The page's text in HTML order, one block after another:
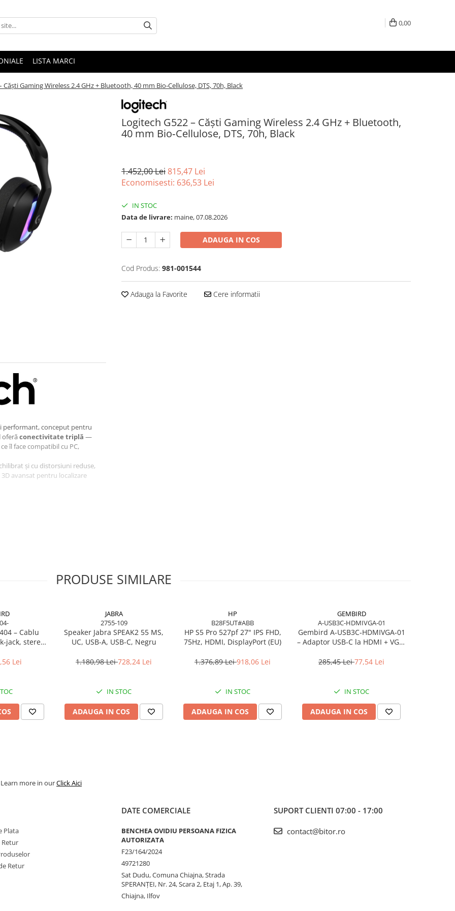
0,00
LISTA MARCI
Căști Gaming Wireless 2.4 GHz + Bluetooth, 40 mm Bio‑Cellulose, DTS, 70h, Black
Logitech G522 – Căști Gaming Wireless 2.4 GHz + Bluetooth,
40 mm Bio‑Cellulose, DTS, 70h, Black
1.452,00 Lei815,47 Lei
Economisesti: 636,53 Lei
IN STOC
Data de livrare: maine, 07.08.2026
ADAUGA IN COS
Cod Produs: 981-001544
Adauga la Favorite Cere informatii
performant, conceput pentru
conectivitate triplă —
îl face compatibil cu PC,
și cu distorsiuni reduse,
avansat pentru localizare
PRODUSE SIMILARE
– Cablu
stereo,
Lei
JABRA
2755-109
Speaker Jabra SPEAK2 55 MS,
UC, USB-A, USB-C, Negru
1.180,98 Lei728,24 Lei
IN STOC
ADAUGA IN COS
HP
B28F5UT#ABB
HP S5 Pro 527pf 27" IPS FHD,
75Hz, HDMI, DisplayPort (EU)
1.376,89 Lei918,06 Lei
IN STOC
ADAUGA IN COS
GEMBIRD
A-USB3C-HDMIVGA-01
Gembird A‑USB3C‑HDMIVGA‑01
– Adaptor USB‑C la HDMI + VGA,
285,45 Lei77,54 Lei
IN STOC
ADAUGA IN COS
more in ourClick Aici
Plata
Retur
Retur
DATE COMERCIALE
BENCHEA OVIDIU PERSOANA FIZICA
AUTORIZATA
F23/164/2024
49721280
Sat Dudu, Comuna Chiajna, Strada
SPERANŢEI, Nr. 24, Scara 2, Etaj 1, Ap. 39,
Chiajna, Ilfov
SUPORT CLIENTI 07:00 - 17:00
contact@bitor.ro